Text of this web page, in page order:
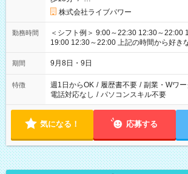
株式会社ライブパワー
勤務時間
＜シフト例＞ 9:00～22:30 12:30～22:00
19:00 12:30～22:00 上記の時間から好きな時間を選べます！ ※
時間は変更となる可能性があります
期間 9月8日・9日
特徴 週1日からOK / 履歴書不要 / 副業・Wワ
電話対応なし / パソコンスキル不要
気になる！ 応募する